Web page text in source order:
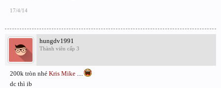
17/4/14
hungdv1991
Thành viên cấp 3
200k tròn nhé Kris Mike ....
dc thì ib